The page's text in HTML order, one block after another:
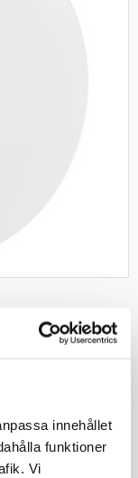
innehållet
funktioner
Vi
tak 1-v 2-
1-vägs 2-p jord